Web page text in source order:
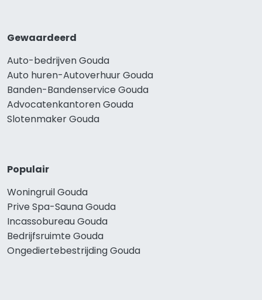
Gewaardeerd
Auto-bedrijven Gouda
Auto huren-Autoverhuur Gouda
Banden-Bandenservice Gouda
Advocatenkantoren Gouda
Slotenmaker Gouda
Populair
Woningruil Gouda
Prive Spa-Sauna Gouda
Incassobureau Gouda
Bedrijfsruimte Gouda
Ongediertebestrijding Gouda